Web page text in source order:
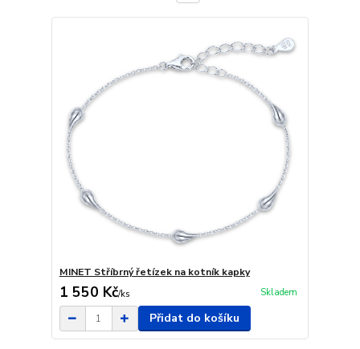
MINET Stříbrný řetízek na kotník kapky
1 550 Kč/ks Skladem
Přidat do košíku